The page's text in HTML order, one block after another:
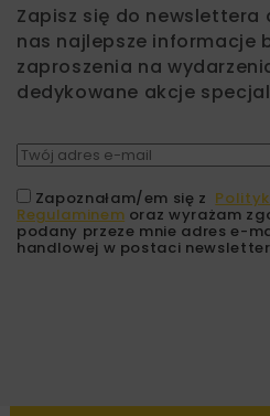
Zapisz się do newslettera
nas najlepsze informacje
zaproszenia na
dedykowane akcje
Zapoznałam/em się z
Regulaminem oraz wyrażam
podany przeze mnie adres e-
handlowej w postaci